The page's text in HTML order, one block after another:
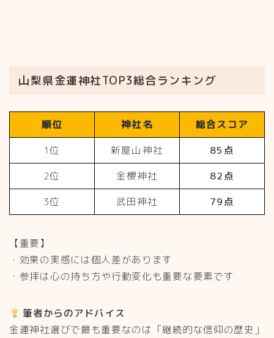
山梨県金運神社TOP3総合ランキング
順位 神社名
総合スコア
1位
新屋山神社
85点
2位
金櫻神社
82点
3位
武田神社 79点
【重要】
・効果の実感には個人差があります
・参拝は心の持ち方や行動変化も重要な要素です
筆者からのアドバイス
金運神社選びで最も重要なのは「継続的な信仰の歴史」